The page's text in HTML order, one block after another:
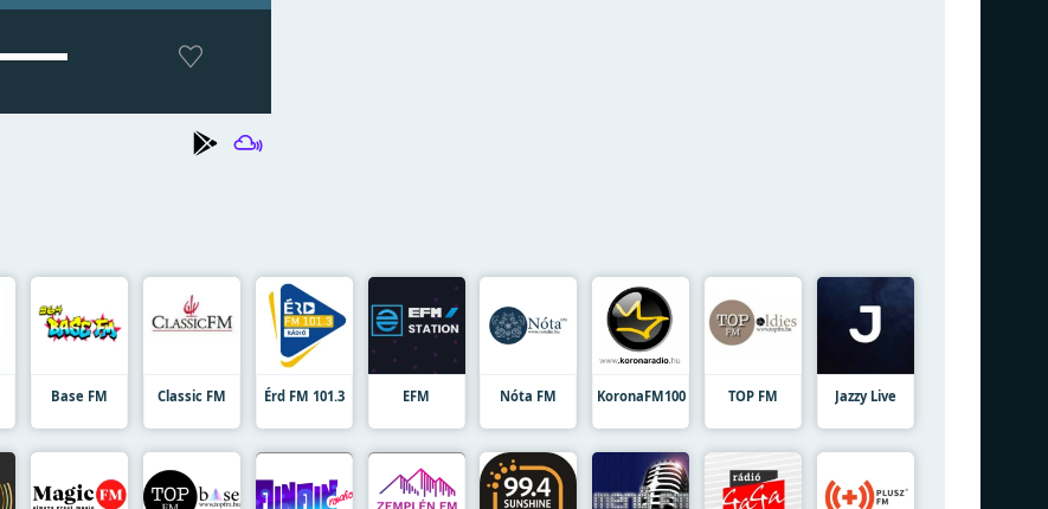
Base FM Classic FM Érd FM 101.3 EFM Nóta FM KoronaFM100 TOP FM Jazzy Live